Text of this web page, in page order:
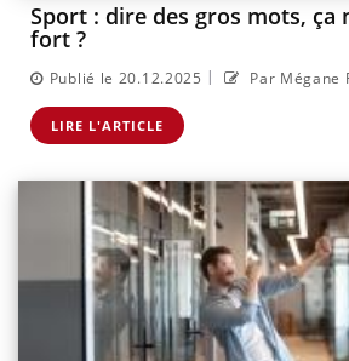
Sport : dire des gros mots, ça
fort ?
Publié le 20.12.2025 | Par Mégane
LIRE L'ARTICLE